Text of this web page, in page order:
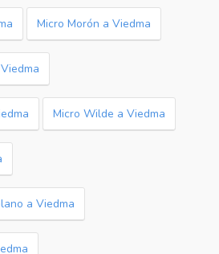
Micro Morón a Viedma
Micro Wilde a Viedma
a Viedma